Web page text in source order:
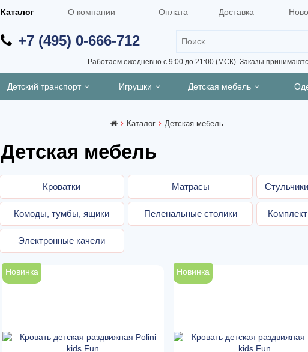
Каталог О компании Оплата Доставка
+7 (495) 0-666-712
Работаем ежедневно с 9:00 до 21:00 (МСК). Заказы
Детский транспорт Игрушки Детская мебель
Каталог Детская мебель
Детская мебель
Кроватки Матрасы
Комоды, тумбы, ящики Пеленальные столики
Электронные качели
Новинка Новинка